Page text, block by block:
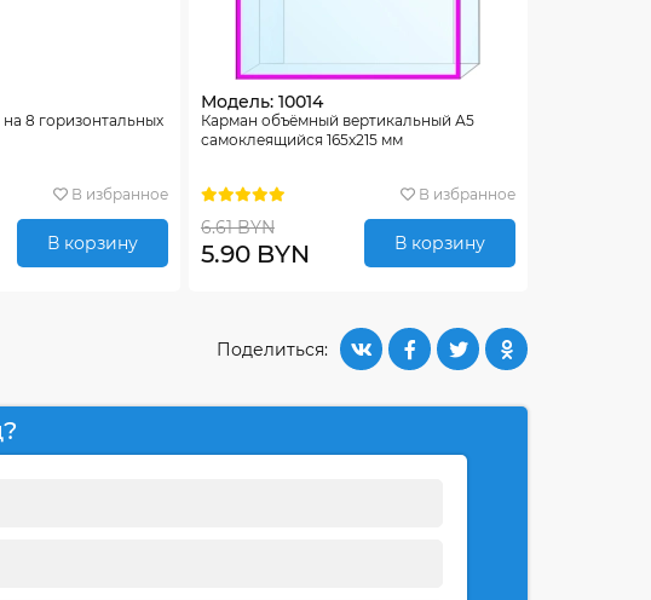
8 горизонтальных
В избранное
В корзину
Модель: 10014
Карман объёмный вертикальный А5
самоклеящийся 165х215 мм
В избранное
6.61 BYN
5.90 BYN В корзину
Поделиться: